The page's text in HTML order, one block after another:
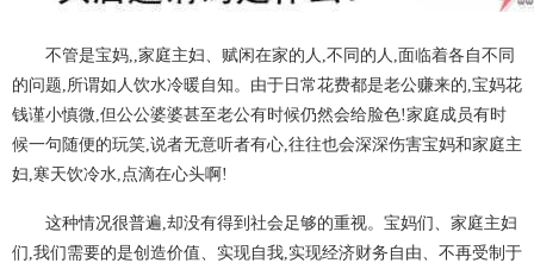
不管是宝妈,,家庭主妇、赋闲在家的人,不同的人,面临着各自不同
的问题,所谓如人饮水冷暖自知。由于日常花费都是老公赚来的,宝妈花
钱谨小慎微,但公公婆婆甚至老公有时候仍然会给脸色!家庭成员有时
候一句随便的玩笑,说者无意听者有心,往往也会深深伤害宝妈和家庭主
妇,寒天饮冷水,点滴在心头啊!
这种情况很普遍,却没有得到社会足够的重视。宝妈们、家庭主妇
们,我们需要的是创造价值、实现自我,实现经济财务自由、不再受制于